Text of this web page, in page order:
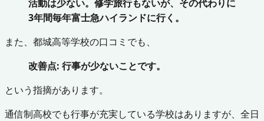
活動は少ない。修学旅行もないが、その代わりに
3年間毎年富士急ハイランドに行く。
また、都城高等学校の口コミでも、
改善点: 行事が少ないことです。
という指摘があります。
通信制高校でも行事が充実している学校はありますが、全日